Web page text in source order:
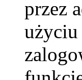
przez
użyciu